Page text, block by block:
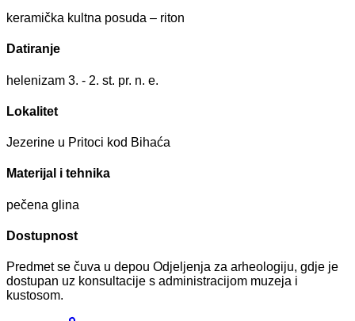
keramička kultna posuda – riton
Datiranje
helenizam 3. - 2. st. pr. n. e.
Lokalitet
Jezerine u Pritoci kod Bihaća
Materijal i tehnika
pečena glina
Dostupnost
Predmet se čuva u depou Odjeljenja za arheologiju, gdje je
dostupan uz konsultacije s administracijom muzeja i
kustosom.